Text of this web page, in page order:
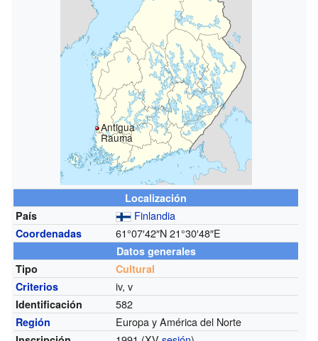
Antigua
Rauma
Localización
País
Finlandia
Coordenadas 61°07′42″N21°30′48″E
Datos generales
Tipo
Cultural
Criterios
iv, v
Identificación 582
Región Europa y América del Norte